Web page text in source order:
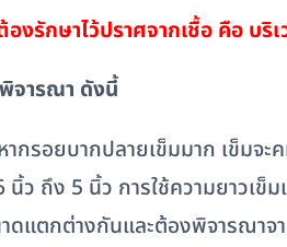
รักษาไว้ปราศจากเชื้อ คือ บริ
พิจารณา ดังนี้
รอยบากปลายเข็มมาก เข็มจะ
ว ถึง 5 นิ้ว การใช้ความยาวเ
ดแตกต่างกันและต้องพิจารณาจ